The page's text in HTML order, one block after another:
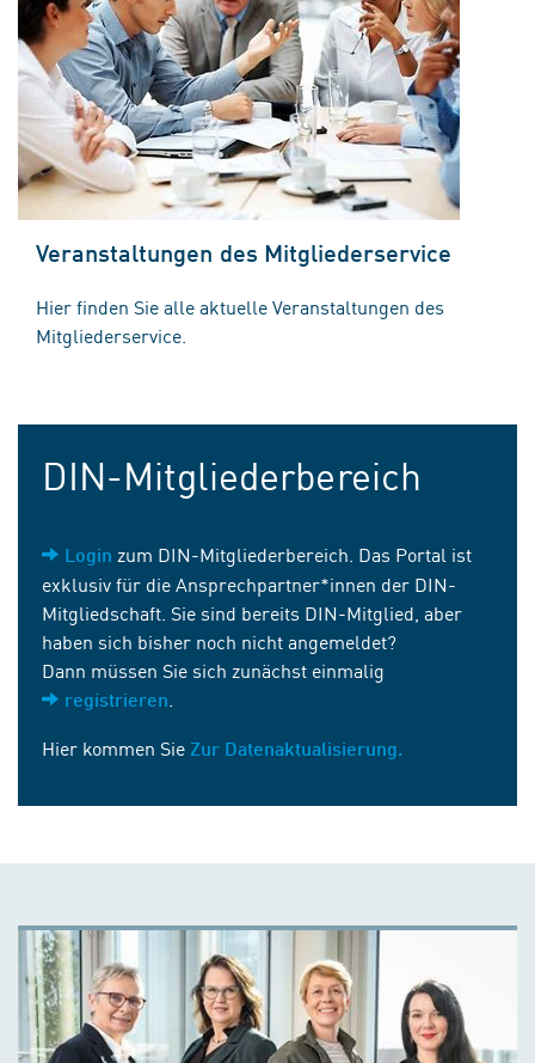
Veranstaltungen des Mitgliederservice
Hier finden Sie alle aktuelle Veranstaltungen des
Mitgliederservice.
DIN-Mitgliederbereich
Login zum DIN-Mitgliederbereich. Das Portal ist
exklusiv für die Ansprechpartner*innen der DIN-
Mitgliedschaft. Sie sind bereits DIN-Mitglied, aber
haben sich bisher noch nicht angemeldet?
Dann müssen Sie sich zunächst einmalig
registrieren
Hier kommen Sie Zur Datenaktualisierung.